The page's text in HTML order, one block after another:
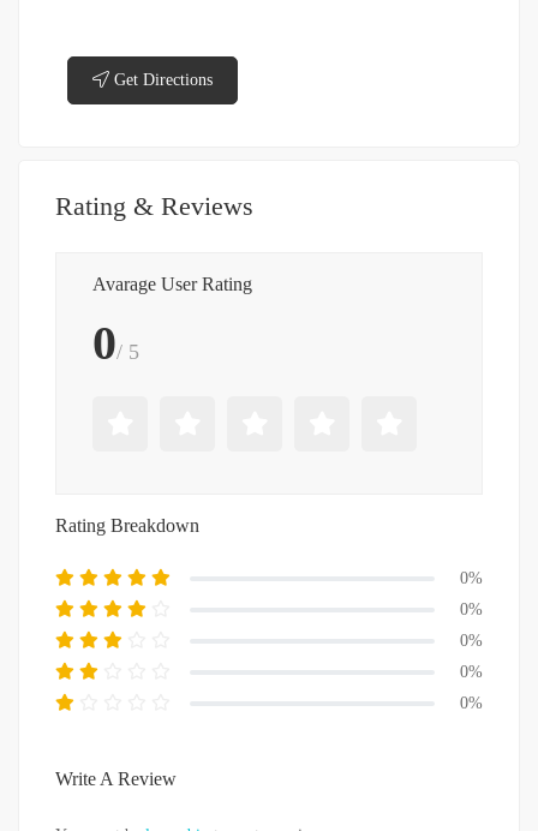
Get Directions
Rating & Reviews
Avarage User Rating
0/ 5
Rating Breakdown
0%
0%
0%
0%
0%
Write A Review